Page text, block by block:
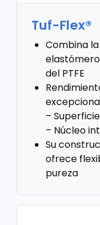
Tuf-Flex®
Combina
del PTFE
–
– Núcleo
Su
ofrece
pureza